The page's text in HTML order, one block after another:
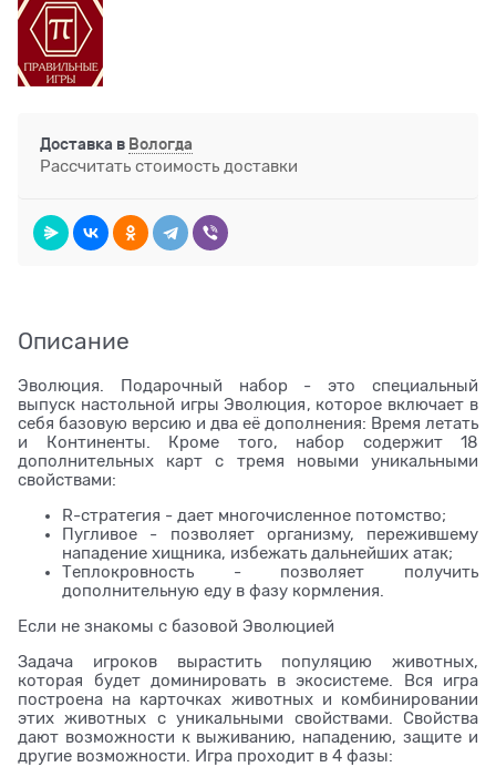
Доставка в Вологда
Рассчитать стоимость доставки
Описание
Эволюция. Подарочный набор - это специальный
выпуск настольной игры Эволюция, которое включает в
себя базовую версию и два её дополнения: Время летать
и Континенты. Кроме того, набор содержит 18
дополнительных карт с тремя новыми уникальными
свойствами:
R-стратегия - дает многочисленное потомство;
Пугливое - позволяет организму, пережившему
нападение хищника, избежать дальнейших атак;
Теплокровность - позволяет получить
дополнительную еду в фазу кормления.
Если не знакомы с базовой Эволюцией
Задача игроков вырастить популяцию животных,
которая будет доминировать в экосистеме. Вся игра
построена на карточках животных и комбинировании
этих животных с уникальными свойствами. Свойства
дают возможности к выживанию, нападению, защите и
другие возможности. Игра проходит в 4 фазы: